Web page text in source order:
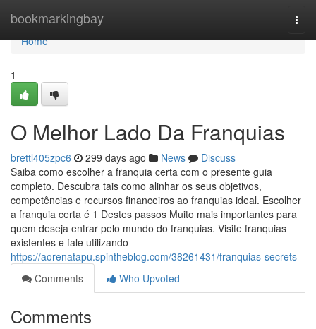
bookmarkingbay
Home
Home
1
O Melhor Lado Da Franquias
brettl405zpc6 299 days ago News
Discuss
Saiba como escolher a franquia certa com o presente guia
completo. Descubra tais como alinhar os seus objetivos,
competências e recursos financeiros ao franquias ideal. Escolher
a franquia certa é 1 Destes passos Muito mais importantes para
quem deseja entrar pelo mundo do franquias. Visite franquias
existentes e fale utilizando
https://aorenatapu.spintheblog.com/38261431/franquias-secrets
Comments
Who Upvoted
Comments